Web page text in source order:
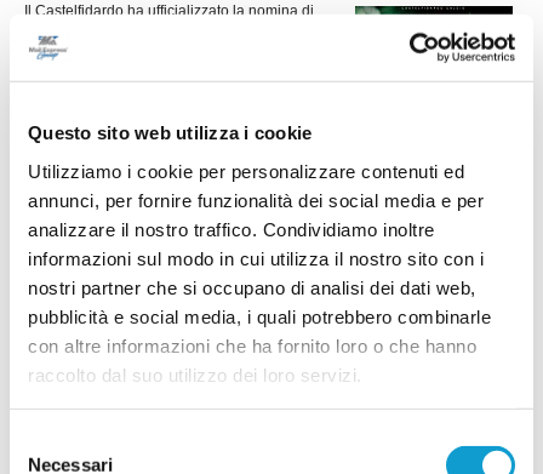
Questo sito web utilizza i cookie
Utilizziamo i cookie per personalizzare contenuti ed
annunci, per fornire funzionalità dei social media e per
analizzare il nostro traffico. Condividiamo inoltre
informazioni sul modo in cui utilizza il nostro sito con i
nostri partner che si occupano di analisi dei dati web,
pubblicità e social media, i quali potrebbero combinarle
con altre informazioni che ha fornito loro o che hanno
raccolto dal suo utilizzo dei loro servizi.
delNecessari
Il Castelfidardo ha ufficializzato la nomina di
Tommaso Faccilongo come nuovo direttore
sportivo, affidandogli il compito di guidare l'area
FC OSIMO. Tesserato il giovane attacante
Romeo Guidobaldi
L'FC Osimo 2011 continua a investire sui giovani
Guidobaldi, classe 2007, reduce dall'esperienza
in Promozione con la Vigor Castelfidardo.
leggi
18/07/2026
FC OSIMO. Ecco Gambacorta: "Accettare è
l'ingaggio di Niccolò Gambacorta, difensore classe 1999 reduce dalla